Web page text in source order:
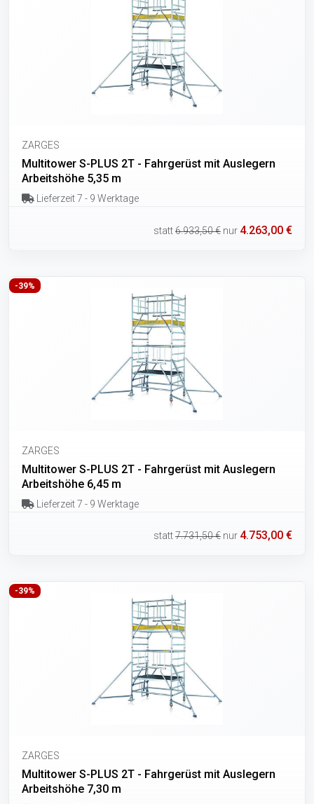
ZARGES
Multitower S-PLUS 2T - Fahrgerüst mit Auslegern
Arbeitshöhe 5,35 m
Lieferzeit 7 - 9 Werktage
statt6.933,50 € nur 4.263,00 €
-39%
ZARGES
Multitower S-PLUS 2T - Fahrgerüst mit Auslegern
Arbeitshöhe 6,45 m
Lieferzeit 7 - 9 Werktage
statt7.731,50 € nur 4.753,00 €
-39%
ZARGES
Multitower S-PLUS 2T - Fahrgerüst mit Auslegern
Arbeitshöhe 7,30 m